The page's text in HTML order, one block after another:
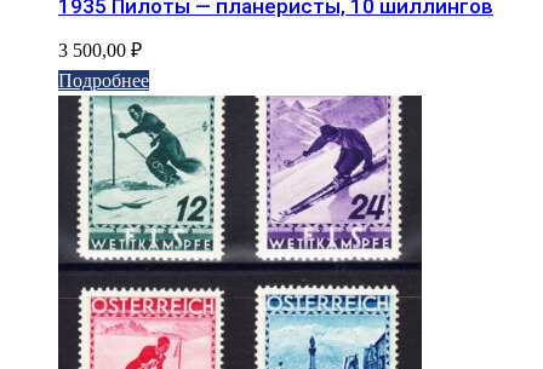
1935 Пилоты — планеристы, 10 шиллингов
3 500,00 ₽
Подробнее